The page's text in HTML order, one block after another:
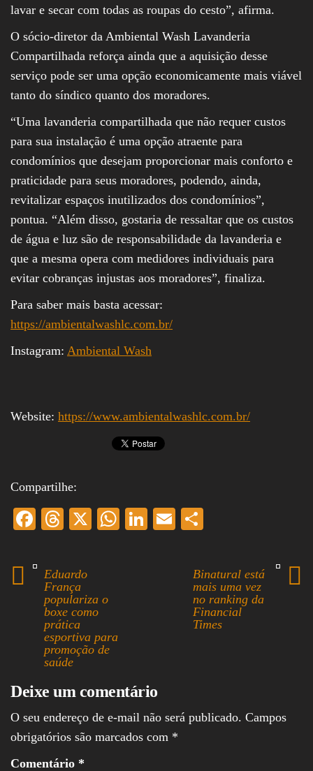
lavar e secar com todas as roupas do cesto”, afirma.
O sócio-diretor da Ambiental Wash Lavanderia
Compartilhada reforça ainda que a aquisição desse
serviço pode ser uma opção economicamente mais viável
tanto do síndico quanto dos moradores.
“Uma lavanderia compartilhada que não requer custos
para sua instalação é uma opção atraente para
condomínios que desejam proporcionar mais conforto e
praticidade para seus moradores, podendo, ainda,
revitalizar espaços inutilizados dos condomínios”,
pontua. “Além disso, gostaria de ressaltar que os custos
de água e luz são de responsabilidade da lavanderia e
que a mesma opera com medidores individuais para
evitar cobranças injustas aos moradores”, finaliza.
Para saber mais basta acessar:
https://ambientalwashlc.com.br/
Instagram: Ambiental Wash
Website: https://www.ambientalwashlc.com.br/
Compartilhe:
Fa
bo
ok
T
ea
ds
X
W
Li
E
ail re
Eduardo
França
populariza o
boxe como
prática
esportiva para
promoção de
saúde
Binatural está
mais uma vez
no ranking da
Financial
Times
Deixe um comentário
O seu endereço de e-mail não será publicado. Campos
obrigatórios são marcados com *
Comentário *